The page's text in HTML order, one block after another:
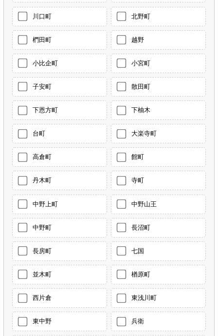
川口町 北野町
椚田町 越野
小比企町 小宮町
子安町 散田町
下恩方町 下柚木
台町 大楽寺町
高倉町 館町
丹木町 寺町
中野上町 中野山王
中野町 長沼町
長房町 七国
並木町 楢原町
西片倉 東浅川町
東中野 兵衛